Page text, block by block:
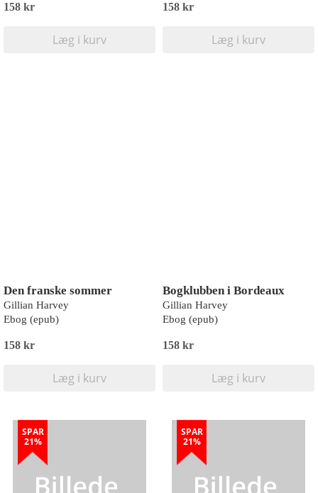
158 kr
Læg i kurv
158 kr
Læg i kurv
Den franske sommer
Gillian Harvey
Ebog (epub)
158 kr
Læg i kurv
Bogklubben i Bordeaux
Gillian Harvey
Ebog (epub)
158 kr
Læg i kurv
SPAR
21%
SPAR
21%